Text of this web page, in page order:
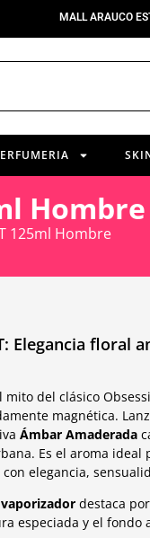
MALL ARAUCO
Hombre
125ml Hombre
Elegancia floral
mito del clásico
magnética.
Ámbar Amaderada
Es el aroma ideal
elegancia,
destaca
especiada y el fondo